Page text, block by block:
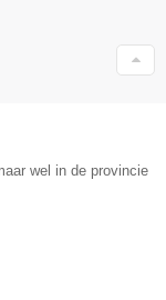
wel in de provincie